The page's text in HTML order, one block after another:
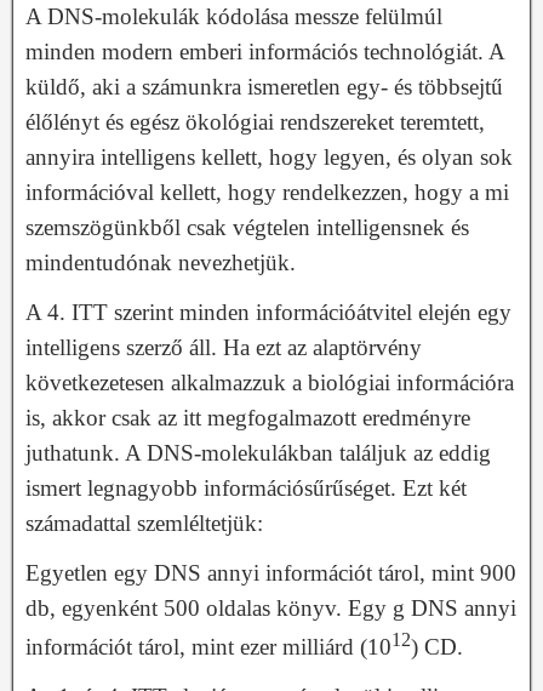
A DNS-molekulák kódolása messze felülmúl
minden modern emberi információs technológiát. A
küldő, aki a számunkra ismeretlen egy- és többsejtű
élőlényt és egész ökológiai rendszereket teremtett,
annyira intelligens kellett, hogy legyen, és olyan sok
információval kellett, hogy rendelkezzen, hogy a mi
szemszögünkből csak végtelen intelligensnek és
mindentudónak nevezhetjük.
A 4. ITT szerint minden információátvitel elején egy
intelligens szerző áll. Ha ezt az alaptörvény
következetesen alkalmazzuk a biológiai információra
is, akkor csak az itt megfogalmazott eredményre
juthatunk. A DNS-molekulákban találjuk az eddig
ismert legnagyobb információsűrűséget. Ezt két
számadattal szemléltetjük:
Egyetlen egy DNS annyi információt tárol, mint 900
db, egyenként 500 oldalas könyv. Egy g DNS annyi
információt tárol, mint ezer milliárd (1012) CD.